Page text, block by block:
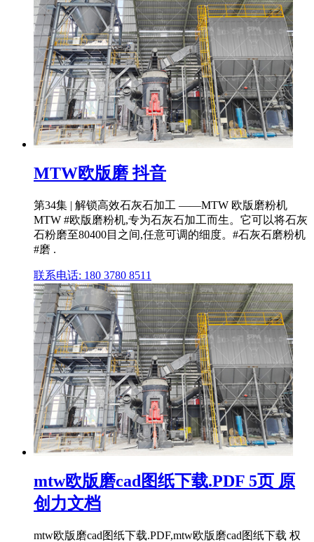
MTW欧版磨 抖音
第34集 | 解锁高效石灰石加工 ——MTW 欧版磨粉机
MTW #欧版磨粉机,专为石灰石加工而生。它可以将石灰
石粉磨至80400目之间,任意可调的细度。#石灰石磨粉机
#磨 .
联系电话: 180 3780 8511
mtw欧版磨cad图纸下载.PDF 5页 原
创力文档
mtw欧版磨cad图纸下载.PDF,mtw欧版磨cad图纸下载 权